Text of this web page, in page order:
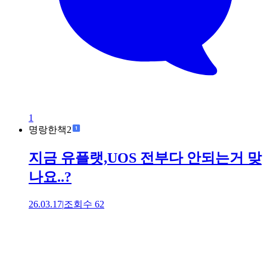
1
명랑한책2
지금 유플랫,UOS 전부다 안되는거 맞
나요..?
26.03.17|조회수 62